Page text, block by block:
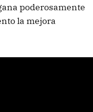
poderosamente
la mejora